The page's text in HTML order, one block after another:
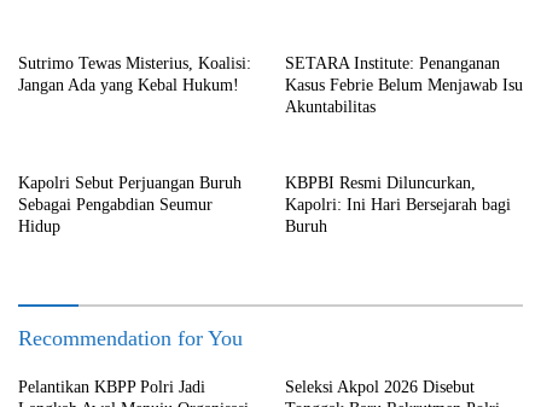
Sutrimo Tewas Misterius, Koalisi:
Jangan Ada yang Kebal Hukum!
SETARA Institute: Penanganan
Kasus Febrie Belum Menjawab Isu
Akuntabilitas
Kapolri Sebut Perjuangan Buruh
Sebagai Pengabdian Seumur
Hidup
KBPBI Resmi Diluncurkan,
Kapolri: Ini Hari Bersejarah bagi
Buruh
Recommendation for You
Pelantikan KBPP Polri Jadi
Seleksi Akpol 2026 Disebut